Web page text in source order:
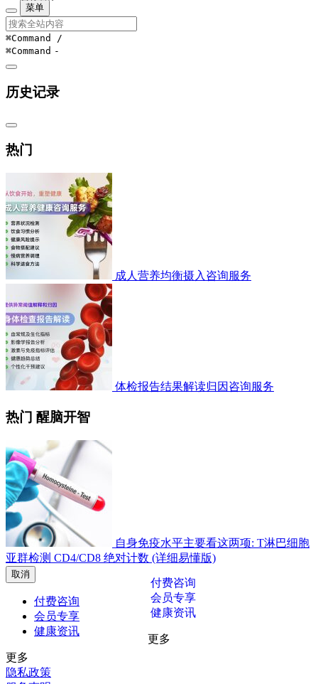
菜单
⌘Command /
⌘Command -
历史记录
热门
成人营养均衡摄入咨询服务
体检报告结果解读归因咨询服务
热门 醒脑开智
自身免疫水平主要看这两项: T淋巴细胞
亚群检测 CD4/CD8 绝对计数 (详细易懂版)
取消
付费咨询
付费咨询
会员专享
会员专享
健康资讯
健康资讯
更多
更多
隐私政策